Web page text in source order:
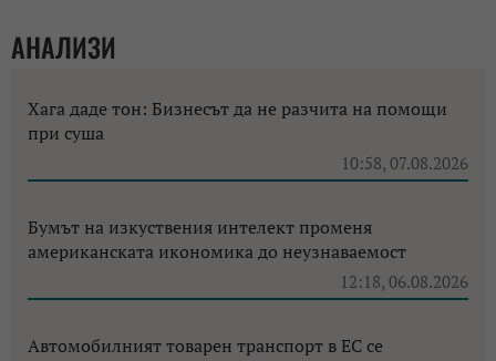
АНАЛИЗИ
Хага даде тон: Бизнесът да не разчита на помощи
при суша
10:58, 07.08.2026
Бумът на изкуствения интелект променя
американската икономика до неузнаваемост
12:18, 06.08.2026
Автомобилният товарен транспорт в ЕС се